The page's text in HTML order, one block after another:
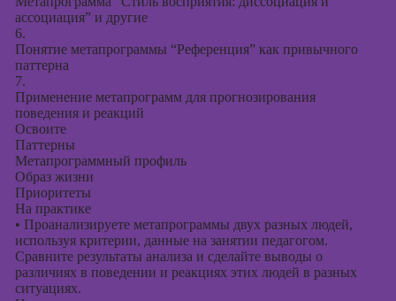
ассоциация” и другие
6.
Понятие метапрограммы “Референция” как привычного
паттерна
7.
Применение метапрограмм для прогнозирования
поведения и реакций
Освоите
Паттерны
Метапрограммный профиль
Образ жизни
Приоритеты
На практике
• Проанализируете метапрограммы двух разных людей,
используя критерии, данные на занятии педагогом.
Сравните результаты анализа и сделайте выводы о
различиях в поведении и реакциях этих людей в разных
ситуациях.